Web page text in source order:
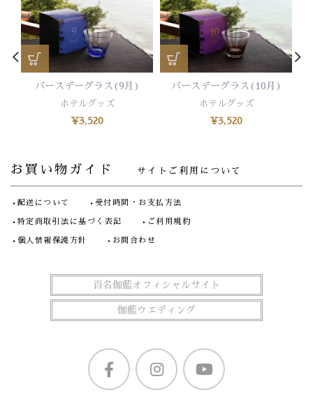
バースデーグラス(9月)
ホテルグッズ
¥3,520
バースデーグラス(10月)
ホテルグッズ
¥3,520
お買い物ガイド サイトご利用について
配送について 受付時間・お支払方法
特定商取引法に基づく表記 ご利用規約
個人情報保護方針 お問合わせ
百名伽藍オフィシャルサイト
伽藍ウエディング